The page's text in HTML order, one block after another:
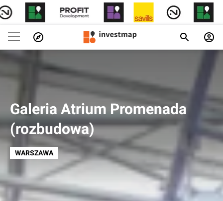
Galeria Atrium Promenada
(rozbudowa)
WARSZAWA